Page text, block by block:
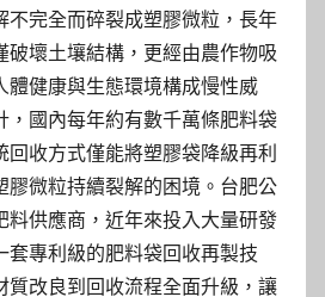
不完全而碎裂成塑膠微粒，長年
破壞土壤結構，更經由農作物吸
體健康與生態環境構成慢性威
，國內每年約有數千萬條肥料袋
回收方式僅能將塑膠袋降級再利
膠微粒持續裂解的困境。台肥公
料供應商，近年來投入大量研發
套專利級的肥料袋回收再製技
質改良到回收流程全面升級，讓